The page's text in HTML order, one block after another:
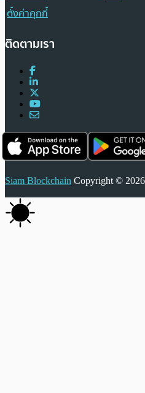
ตั้งค่าคุกกี้
ติดตามเรา
Siam Blockchain Copyright ©